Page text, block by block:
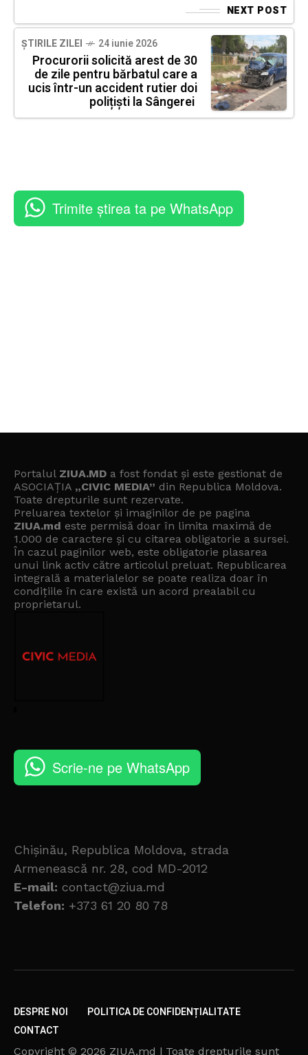
NEXT POST
ȘTIRILE ZILEI 24 iunie 2026
Procurorii solicită arest de 30
de zile pentru bărbatul care a
ucis într-un accident rutier doi
polițiști la Sângerei
Trimite știrea ta pe WhatsApp
Portalul ZIUA.MD a fost fondat și este gestionat de
ASOCIAȚIA „CIVIC MEDIA” din Republica Moldova.
Toate drepturile sunt rezervate.
Preluarea textelor și imaginilor de pe pagina
ZIUA.md este permisă doar în limita maximă de
1.000 de caractere și cu citarea obligatorie a sursei.
În cazul paginilor web, este obligatorie plasarea
unui link activ către articolul preluat. Republicarea
integrală a materialelor se poate realiza doar în
condițiile în care există un acord prealabil cu
proprietarul.
Scrie-ne pe WhatsApp
Chișinău, Republica Moldova, strada
Armenească nr. 28, cod MD-2012
E-mail: contact@ziua.md
Telefon: +373 61 20 80 78
DESPRE NOI
POLITICA DE CONFIDENȚIALITATE
CONTACT
Copyright © 2026 ZIUA.md | Toate drepturile sunt